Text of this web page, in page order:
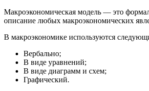
Макроэкономическая модель — это
описание любых макроэкономических
В макроэкономике используются
Вербально;
В виде уравнений;
В виде диаграмм и схем;
Графический.